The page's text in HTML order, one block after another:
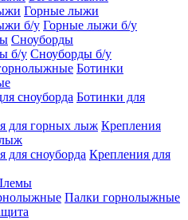
Горные лыжи
Горные лыжи б/у
Сноуборды
Сноуборды б/у
Ботинки
Ботинки для
Крепления
Крепления для
Палки горнолыжные